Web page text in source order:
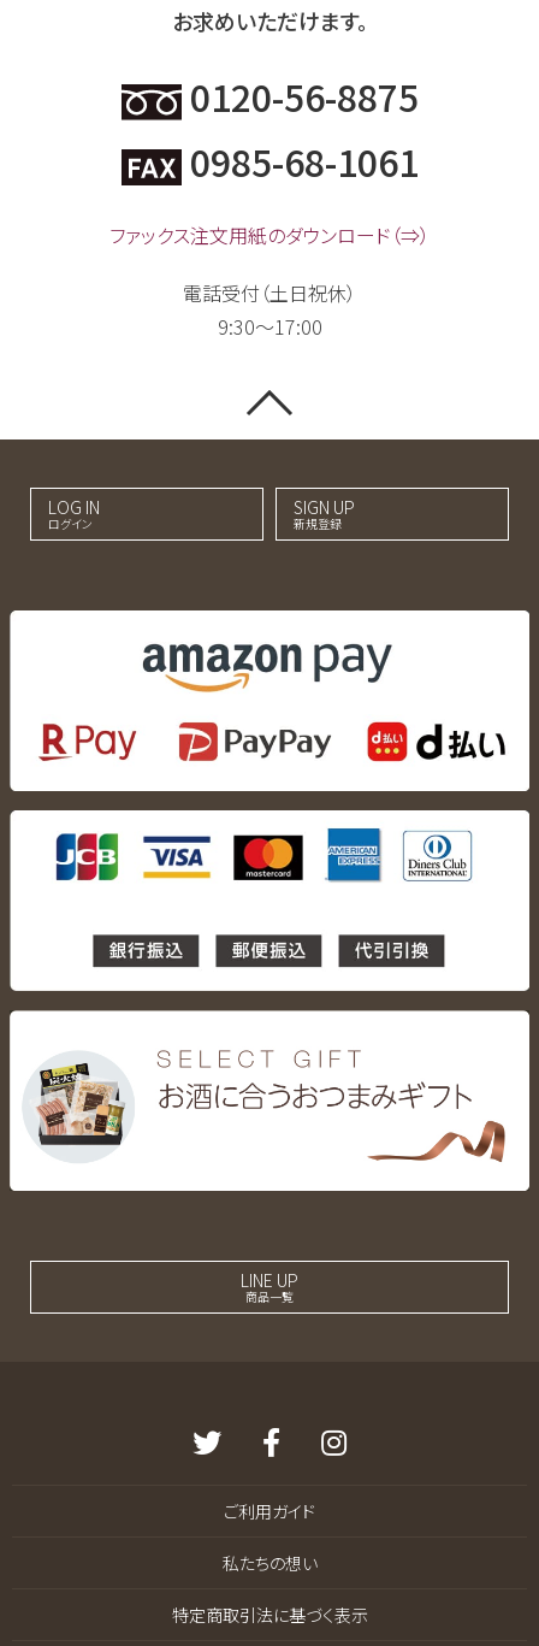
お求めいただけます。
0120-56-8875
0985-68-1061
ファックス注文用紙のダウンロード（⇒）
電話受付（土日祝休）
9:30～17:00
LOG IN
ログイン
SIGN UP
新規登録
LINE UP
商品一覧
ご利用ガイド
私たちの想い
特定商取引法に基づく表示